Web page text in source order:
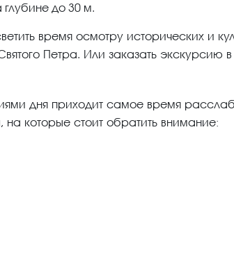
до 30 м.
время осмотру исторических и
Петра. Или заказать
дня приходит самое время
на которые стоит обратить внимание: